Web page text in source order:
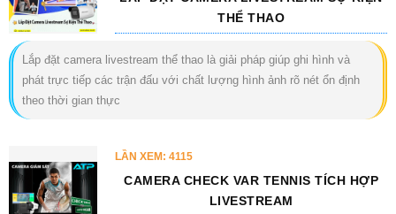
THỂ THAO
Lắp đặt camera livestream thể thao là giải pháp giúp ghi hình và
phát trực tiếp các trận đấu với chất lượng hình ảnh rõ nét ổn định
theo thời gian thực
LẦN XEM: 4115
CAMERA CHECK VAR TENNIS TÍCH HỢP
LIVESTREAM